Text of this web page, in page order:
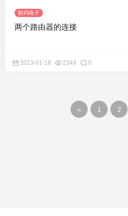
数码电子
两个路由器的连接
2013-01-18 2349 0
« 1 2